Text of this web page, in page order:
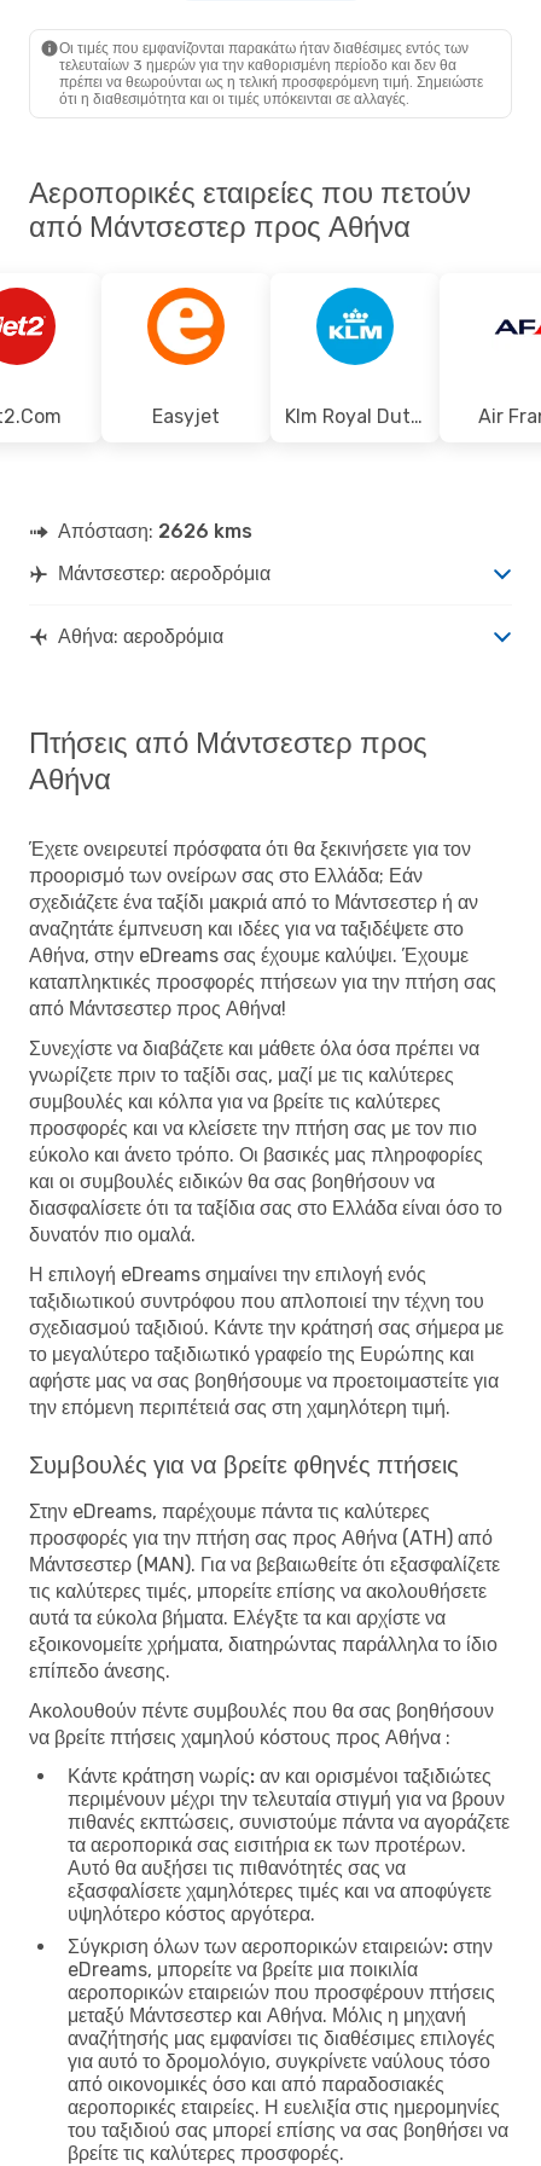
1 Στάση
MAN- ATH
Lufthansa1 Στάση
ATH- MAN
Οι τιμές που εμφανίζονται παρακάτω ήταν διαθέσιμες εντός των
τελευταίων 3 ημερών για την καθορισμένη περίοδο και δεν θα
πρέπει να θεωρούνται ως η τελική προσφερόμενη τιμή. Σημειώστε
ότι η διαθεσιμότητα και οι τιμές υπόκεινται σε αλλαγές.
Αεροπορικές εταιρείες που πετούν
από Μάντσεστερ προς Αθήνα
Easyjet Klm Royal Dutch Airlines Air
Απόσταση: 2626 kms
Μάντσεστερ: αεροδρόμια
Αθήνα: αεροδρόμια
Πτήσεις από Μάντσεστερ προς
Αθήνα
Έχετε ονειρευτεί πρόσφατα ότι θα ξεκινήσετε για τον
προορισμό των ονείρων σας στο Ελλάδα; Εάν
σχεδιάζετε ένα ταξίδι μακριά από το Μάντσεστερ ή αν
αναζητάτε έμπνευση και ιδέες για να ταξιδέψετε στο
Αθήνα, στην eDreams σας έχουμε καλύψει. Έχουμε
καταπληκτικές προσφορές πτήσεων για την πτήση σας
από Μάντσεστερ προς Αθήνα!
Συνεχίστε να διαβάζετε και μάθετε όλα όσα πρέπει να
γνωρίζετε πριν το ταξίδι σας, μαζί με τις καλύτερες
συμβουλές και κόλπα για να βρείτε τις καλύτερες
προσφορές και να κλείσετε την πτήση σας με τον πιο
εύκολο και άνετο τρόπο. Οι βασικές μας πληροφορίες
και οι συμβουλές ειδικών θα σας βοηθήσουν να
διασφαλίσετε ότι τα ταξίδια σας στο Ελλάδα είναι όσο το
δυνατόν πιο ομαλά.
Η επιλογή eDreams σημαίνει την επιλογή ενός
ταξιδιωτικού συντρόφου που απλοποιεί την τέχνη του
σχεδιασμού ταξιδιού. Κάντε την κράτησή σας σήμερα με
το μεγαλύτερο ταξιδιωτικό γραφείο της Ευρώπης και
αφήστε μας να σας βοηθήσουμε να προετοιμαστείτε για
την επόμενη περιπέτειά σας στη χαμηλότερη τιμή.
Συμβουλές για να βρείτε φθηνές πτήσεις
Στην eDreams, παρέχουμε πάντα τις καλύτερες
προσφορές για την πτήση σας προς Αθήνα (ATH) από
Μάντσεστερ (MAN). Για να βεβαιωθείτε ότι εξασφαλίζετε
τις καλύτερες τιμές, μπορείτε επίσης να ακολουθήσετε
αυτά τα εύκολα βήματα. Ελέγξτε τα και αρχίστε να
εξοικονομείτε χρήματα, διατηρώντας παράλληλα το ίδιο
επίπεδο άνεσης.
Ακολουθούν πέντε συμβουλές που θα σας βοηθήσουν
να βρείτε πτήσεις χαμηλού κόστους προς Αθήνα :
Κάντε κράτηση νωρίς: αν και ορισμένοι ταξιδιώτες
περιμένουν μέχρι την τελευταία στιγμή για να βρουν
πιθανές εκπτώσεις, συνιστούμε πάντα να αγοράζετε
τα αεροπορικά σας εισιτήρια εκ των προτέρων.
Αυτό θα αυξήσει τις πιθανότητές σας να
εξασφαλίσετε χαμηλότερες τιμές και να αποφύγετε
υψηλότερο κόστος αργότερα.
Σύγκριση όλων των αεροπορικών εταιρειών: στην
eDreams, μπορείτε να βρείτε μια ποικιλία
αεροπορικών εταιρειών που προσφέρουν πτήσεις
μεταξύ Μάντσεστερ και Αθήνα. Μόλις η μηχανή
αναζήτησής μας εμφανίσει τις διαθέσιμες επιλογές
για αυτό το δρομολόγιο, συγκρίνετε ναύλους τόσο
από οικονομικές όσο και από παραδοσιακές
αεροπορικές εταιρείες. Η ευελιξία στις ημερομηνίες
του ταξιδιού σας μπορεί επίσης να σας βοηθήσει να
βρείτε τις καλύτερες προσφορές.